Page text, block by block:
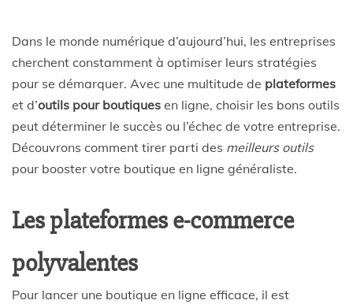
Dans le monde numérique d’aujourd’hui, les entreprises
cherchent constamment à optimiser leurs stratégies
pour se démarquer. Avec une multitude de plateformes
et d’outils pour boutiques en ligne, choisir les bons outils
peut déterminer le succès ou l’échec de votre entreprise.
Découvrons comment tirer parti des meilleurs outils
pour booster votre boutique en ligne généraliste.
Les plateformes e-commerce
polyvalentes
Pour lancer une boutique en ligne efficace, il est